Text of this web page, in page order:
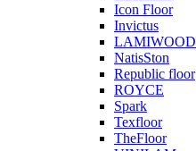
Icon Floor
Invictus
LAMIWOOD
NatisSton
Republic floor
ROYCE
Spark
Texfloor
TheFloor